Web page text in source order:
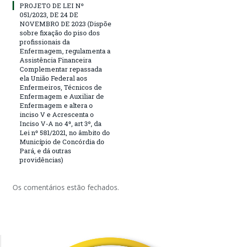
PROJETO DE LEI Nº
051/2023, DE 24 DE
NOVEMBRO DE 2023 (Dispõe
sobre fixação do piso dos
profissionais da
Enfermagem, regulamenta a
Assistência Financeira
Complementar repassada
ela União Federal aos
Enfermeiros, Técnicos de
Enfermagem e Auxiliar de
Enfermagem e altera o
inciso V e Acrescenta o
Inciso V-A no 4º, art 3º, da
Lei nº 581/2021, no âmbito do
Município de Concórdia do
Pará, e dá outras
providências)
Os comentários estão fechados.